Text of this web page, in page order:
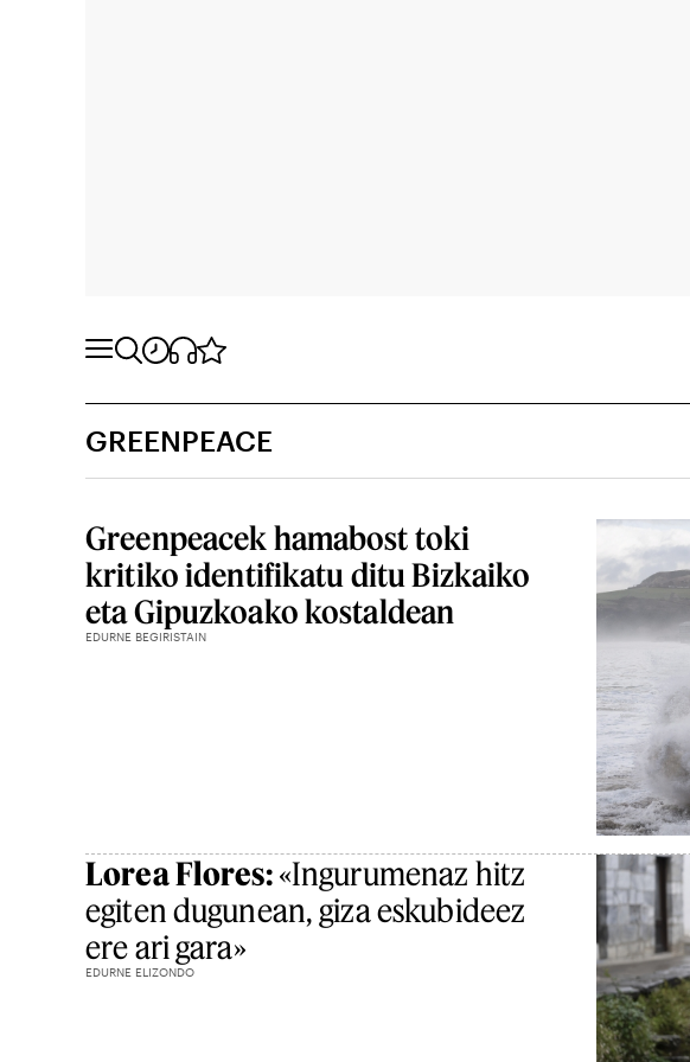
GREENPEACE
Greenpeacek hamabost toki
kritiko identifikatu ditu Bizkaiko
eta Gipuzkoako kostaldean
EDURNE BEGIRISTAIN
Lorea Flores:«Ingurumenaz hitz
egiten dugunean, giza eskubideez
ere ari gara»
EDURNE ELIZONDO